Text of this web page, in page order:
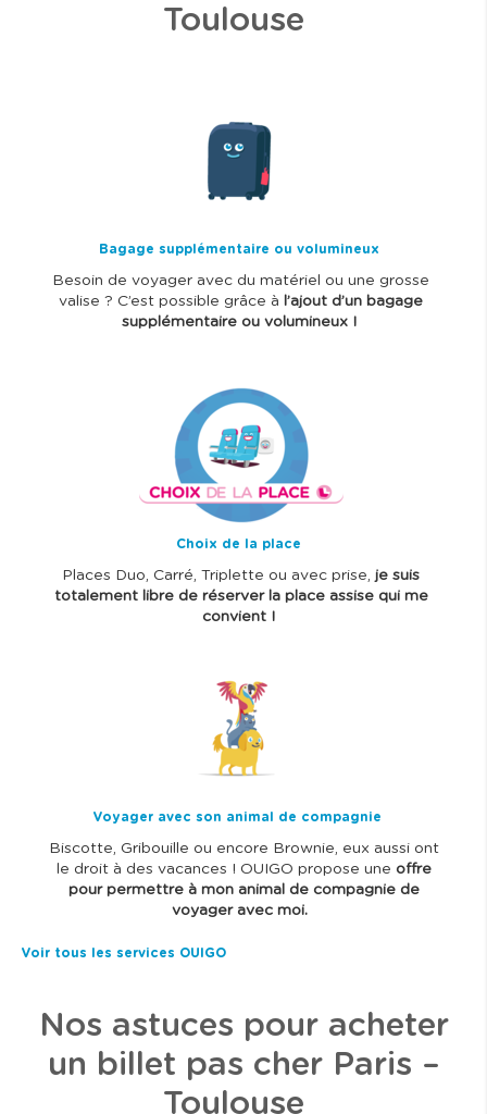
Toulouse
Bagage supplémentaire ou volumineux
Besoin de voyager avec du matériel ou une grosse
valise ? C’est possible grâce à l’ajout d’un bagage
supplémentaire ou volumineux !
Choix de la place
Places Duo, Carré, Triplette ou avec prise, je suis
totalement libre de réserver la place assise qui me
convient !
Voyager avec son animal de compagnie
Biscotte, Gribouille ou encore Brownie, eux aussi ont
le droit à des vacances ! OUIGO propose une offre
pour permettre à mon animal de compagnie de
voyager avec moi.
Voir tous les services OUIGO
Nos astuces pour acheter
un billet pas cher Paris –
Toulouse